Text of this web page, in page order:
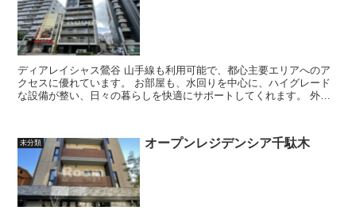
ディアレイシャス鶯谷 山手線も利用可能で、都心主要エリアへのア
クセスに優れています。 お部屋も、水回りを中心に、ハイグレード
な設備が整い、日々の暮らしを快適にサポートしてくれます。 外観
未分類 オープンレジデンシア千駄木